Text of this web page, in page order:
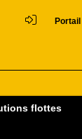
flottes